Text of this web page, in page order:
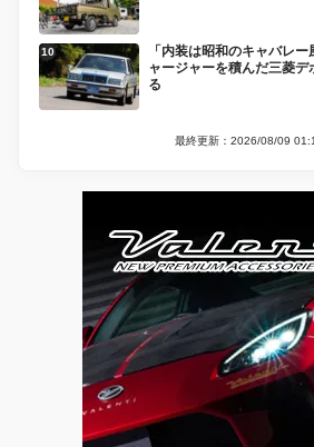
「内装は昭和のキャバレ
ャージャーを積んだ三菱
る
最終更新：2026/08/09